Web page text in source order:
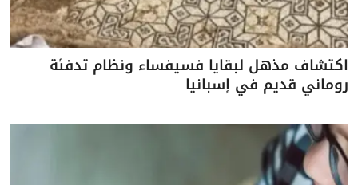
اكتشاف مذهل لبقايا فسيفساء ونظام تدفئة
روماني قديم في إسبانيا